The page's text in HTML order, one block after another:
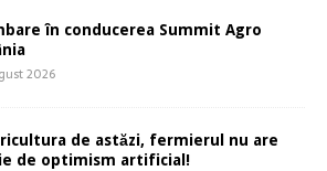
în conducerea Summit Agro
2026
de astăzi, fermierul nu are
de optimism artificial!